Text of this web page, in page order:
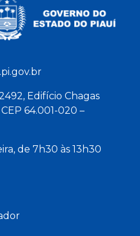
Edifício Chagas
64.001-020 –
de 7h30 às 13h30